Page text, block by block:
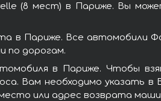
(8 мест) в Париже. Вы
в Париже. Все автомобили
по дорогам.
в Париже. Чтобы
Вам необходимо указать
или адрес возврата